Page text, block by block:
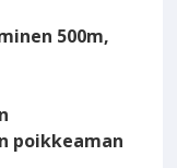
500m,
poikkeaman